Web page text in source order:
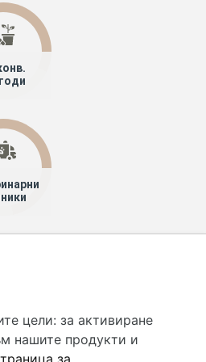
и
опасни за
цели: за активиране
нашите продукти и
за